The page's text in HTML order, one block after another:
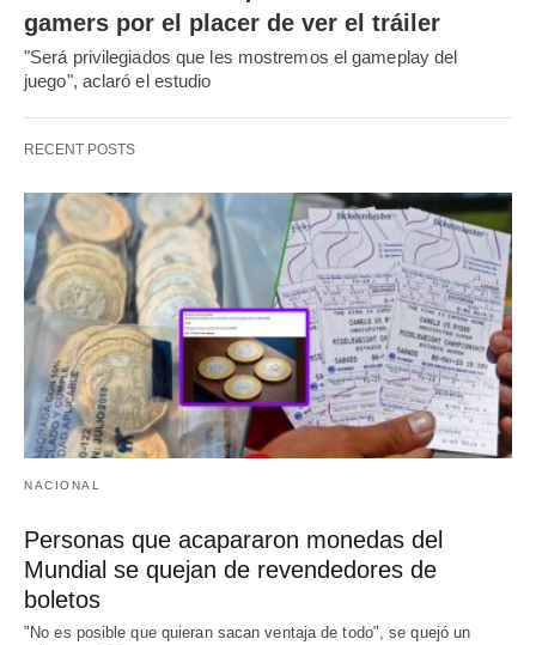
gamers por el placer de ver el tráiler
"Será privilegiados que les mostremos el gameplay del
juego", aclaró el estudio
RECENT POSTS
NACIONAL
Personas que acapararon monedas del
Mundial se quejan de revendedores de
boletos
"No es posible que quieran sacan ventaja de todo", se quejó un